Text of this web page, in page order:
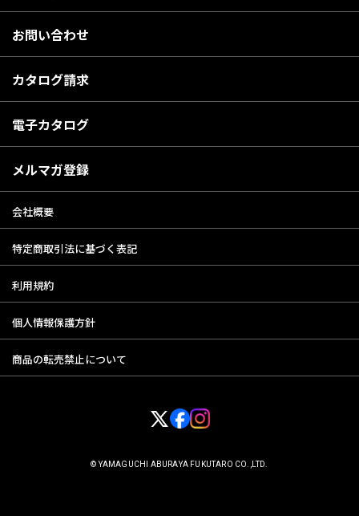
お問い合わせ
カタログ請求
電子カタログ
メルマガ登録
会社概要
特定商取引法に基づく表記
利用規約
個人情報保護方針
商品の転売禁止について
© YAMAGUCHI ABURAYA FUKUTARO CO.,LTD.